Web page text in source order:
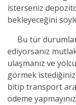
isterseniz
bekleyeceğini
Bu tür
ediyorsanız
ulaşmanız ve
görmek
bitip transport
ödeme